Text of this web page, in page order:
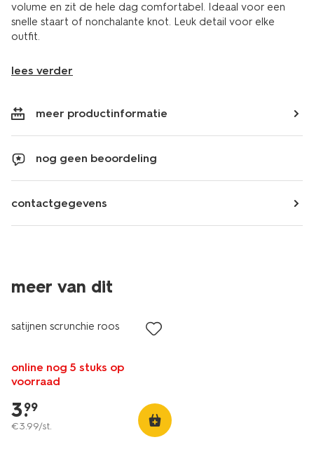
volume en zit de hele dag comfortabel. Ideaal voor een
snelle staart of nonchalante knot. Leuk detail voor elke
outfit.
lees verder
meer productinformatie
nog geen beoordeling
contactgegevens
meer van dit
satijnen scrunchie roos
online nog 5 stuks op
voorraad
3.
99
€3.99/st.